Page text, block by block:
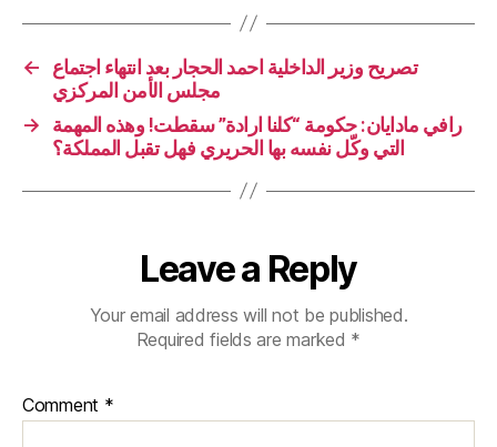
←
تصريح وزير الداخلية احمد الحجار بعد انتهاء اجتماع
مجلس الأمن المركزي
→
رافي مادايان: حكومة “كلنا ارادة” سقطت! وهذه المهمة
التي وكّل نفسه بها الحريري فهل تقبل المملكة؟
Leave a Reply
Your email address will not be published.
Required fields are marked *
Comment *